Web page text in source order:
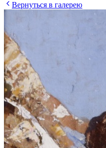
Вернуться в галерею